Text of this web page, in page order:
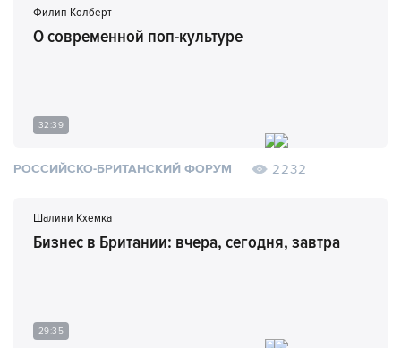
Филип Колберт
О современной поп-культуре
32:39
РОССИЙСКО-БРИТАНСКИЙ ФОРУМ 2232
Шалини Кхемка
Бизнес в Британии: вчера, сегодня, завтра
29:35